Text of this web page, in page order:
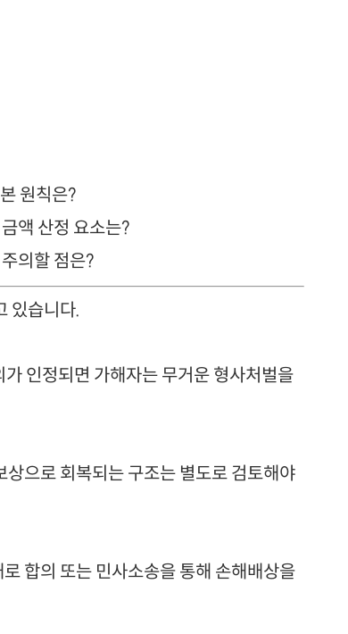
원칙은?
액 산정 요소는?
의할 점은?
있습니다.
인정되면 가해자는 무거운 형사처벌을
으로 회복되는 구조는 별도로 검토해야
합의 또는 민사소송을 통해 손해배상을